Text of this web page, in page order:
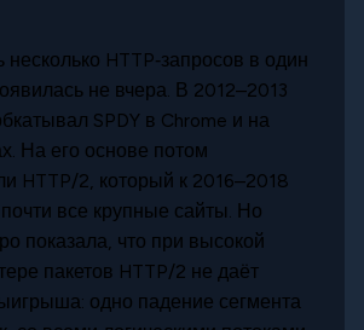
HTTP‑запросов в один
не вчера. В 2012–2013
SPDY в Chrome и на
На его основе потом
HTTP/2, который к 2016–2018
все крупные сайты. Но
показала, что при высокой
пакетов HTTP/2 не даёт
одно падение сегмента